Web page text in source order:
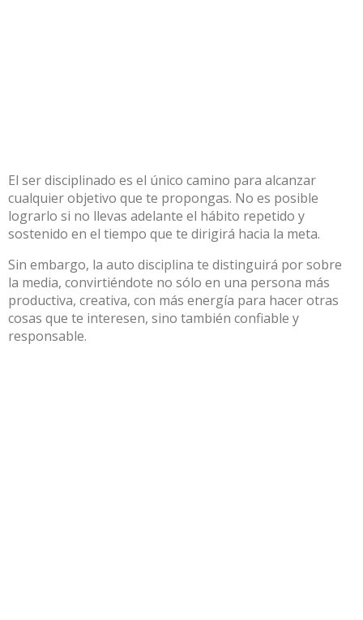
El ser disciplinado es el único camino para alcanzar
cualquier objetivo que te propongas. No es posible
lograrlo si no llevas adelante el hábito repetido y
sostenido en el tiempo que te dirigirá hacia la meta.
Sin embargo, la auto disciplina te distinguirá por sobre
la media, convirtiéndote no sólo en una persona más
productiva, creativa, con más energía para hacer otras
cosas que te interesen, sino también confiable y
responsable.